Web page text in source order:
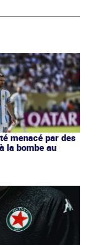
menacé par des
la bombe au